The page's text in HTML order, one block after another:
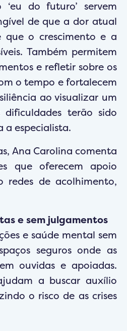
do futuro’ servem
de que a dor atual
o crescimento e a
Também permitem
e refletir sobre os
o tempo e fortalecem
ao visualizar um
terão sido
a especialista.
Ana Carolina comenta
que oferecem apoio
redes de acolhimento,
e sem julgamentos
e saúde mental sem
seguros onde as
ouvidas e apoiadas.
a buscar auxílio
o risco de as crises